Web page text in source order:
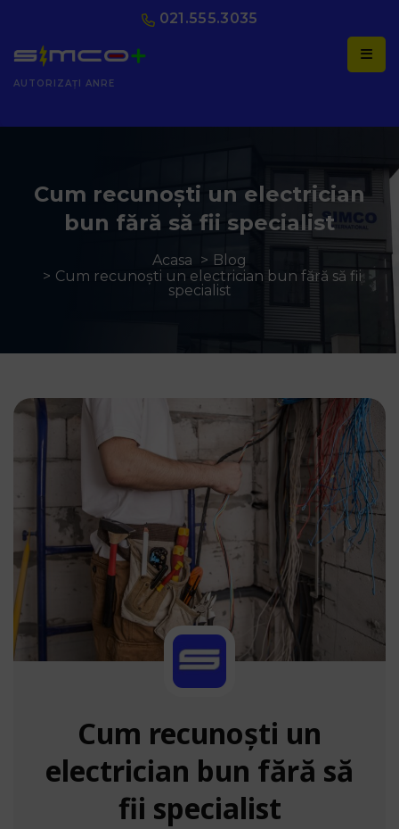
021.555.3035
AUTORIZAȚI ANRE
Cum recunoști un electrician
bun fără să fii specialist
Acasa
Blog
Cum recunoști un electrician bun fără să fii
specialist
Cum recunoști un
electrician bun fără să
fii specialist